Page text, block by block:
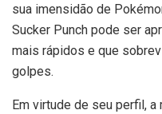
sua imensidão de
Sucker Punch pode ser
mais rápidos e que
golpes.
Em virtude de seu perfil, a